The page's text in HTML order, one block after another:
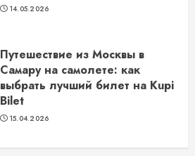
14.05.2026
Путешествие из Москвы в
Самару на самолете: как
выбрать лучший билет на Kupi
Bilet
15.04.2026